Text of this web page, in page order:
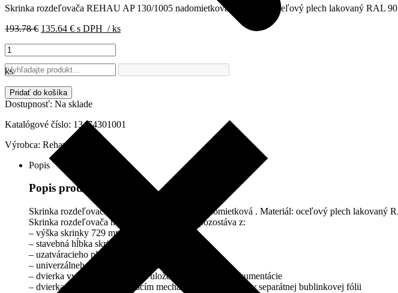
Skrinka rozdeľovača REHAU AP 130/1005 nadomietková . Materiál: oceľový plech lakovaný RAL
193.78€ Pôvodná
135.64 €Aktuálna
s DPH / ks
množstvo
Skrinka
rozdeľovača
AP
130/1005mm
10-
okruhov,
13474301001
ks
Pridať do košíka
Dostupnosť: Na sklade
Katalógové číslo: 13474301001
Výrobca: Rehau
Popis
Popis produktu
Skrinka rozdeľovača REHAU AP 130/1005 nadomietková . Materiál: oceľový plech lakovaný
Skrinka rozdeľovača na montáž na omietku, pozostáva z:
– výška skrinky 729 mm
– stavebná hĺbka skrinky 130 mm
– uzatváracieho plechu pre poter
– univerzálneho držiaka rozdeľovača
– dvierka vybavené obálkou na uloženie projektovej dokumentácie
– dvierka s otočným uzatváracím mechanizmom, zabalené v separátnej bublinkovej fólii